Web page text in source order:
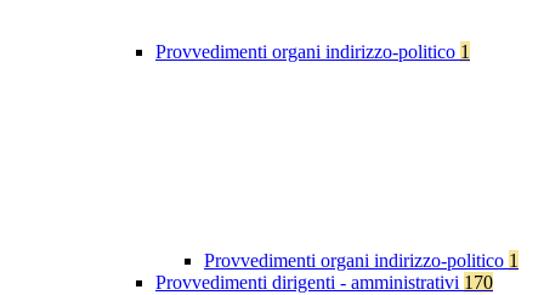
Provvedimenti organi indirizzo-politico 1
Provvedimenti organi indirizzo-politico 1
Provvedimenti dirigenti - amministrativi 170